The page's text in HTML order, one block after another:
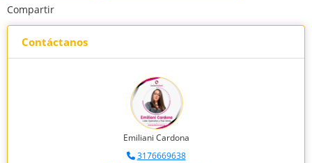
Compartir
Contáctanos
Emiliani Cardona
3176669638